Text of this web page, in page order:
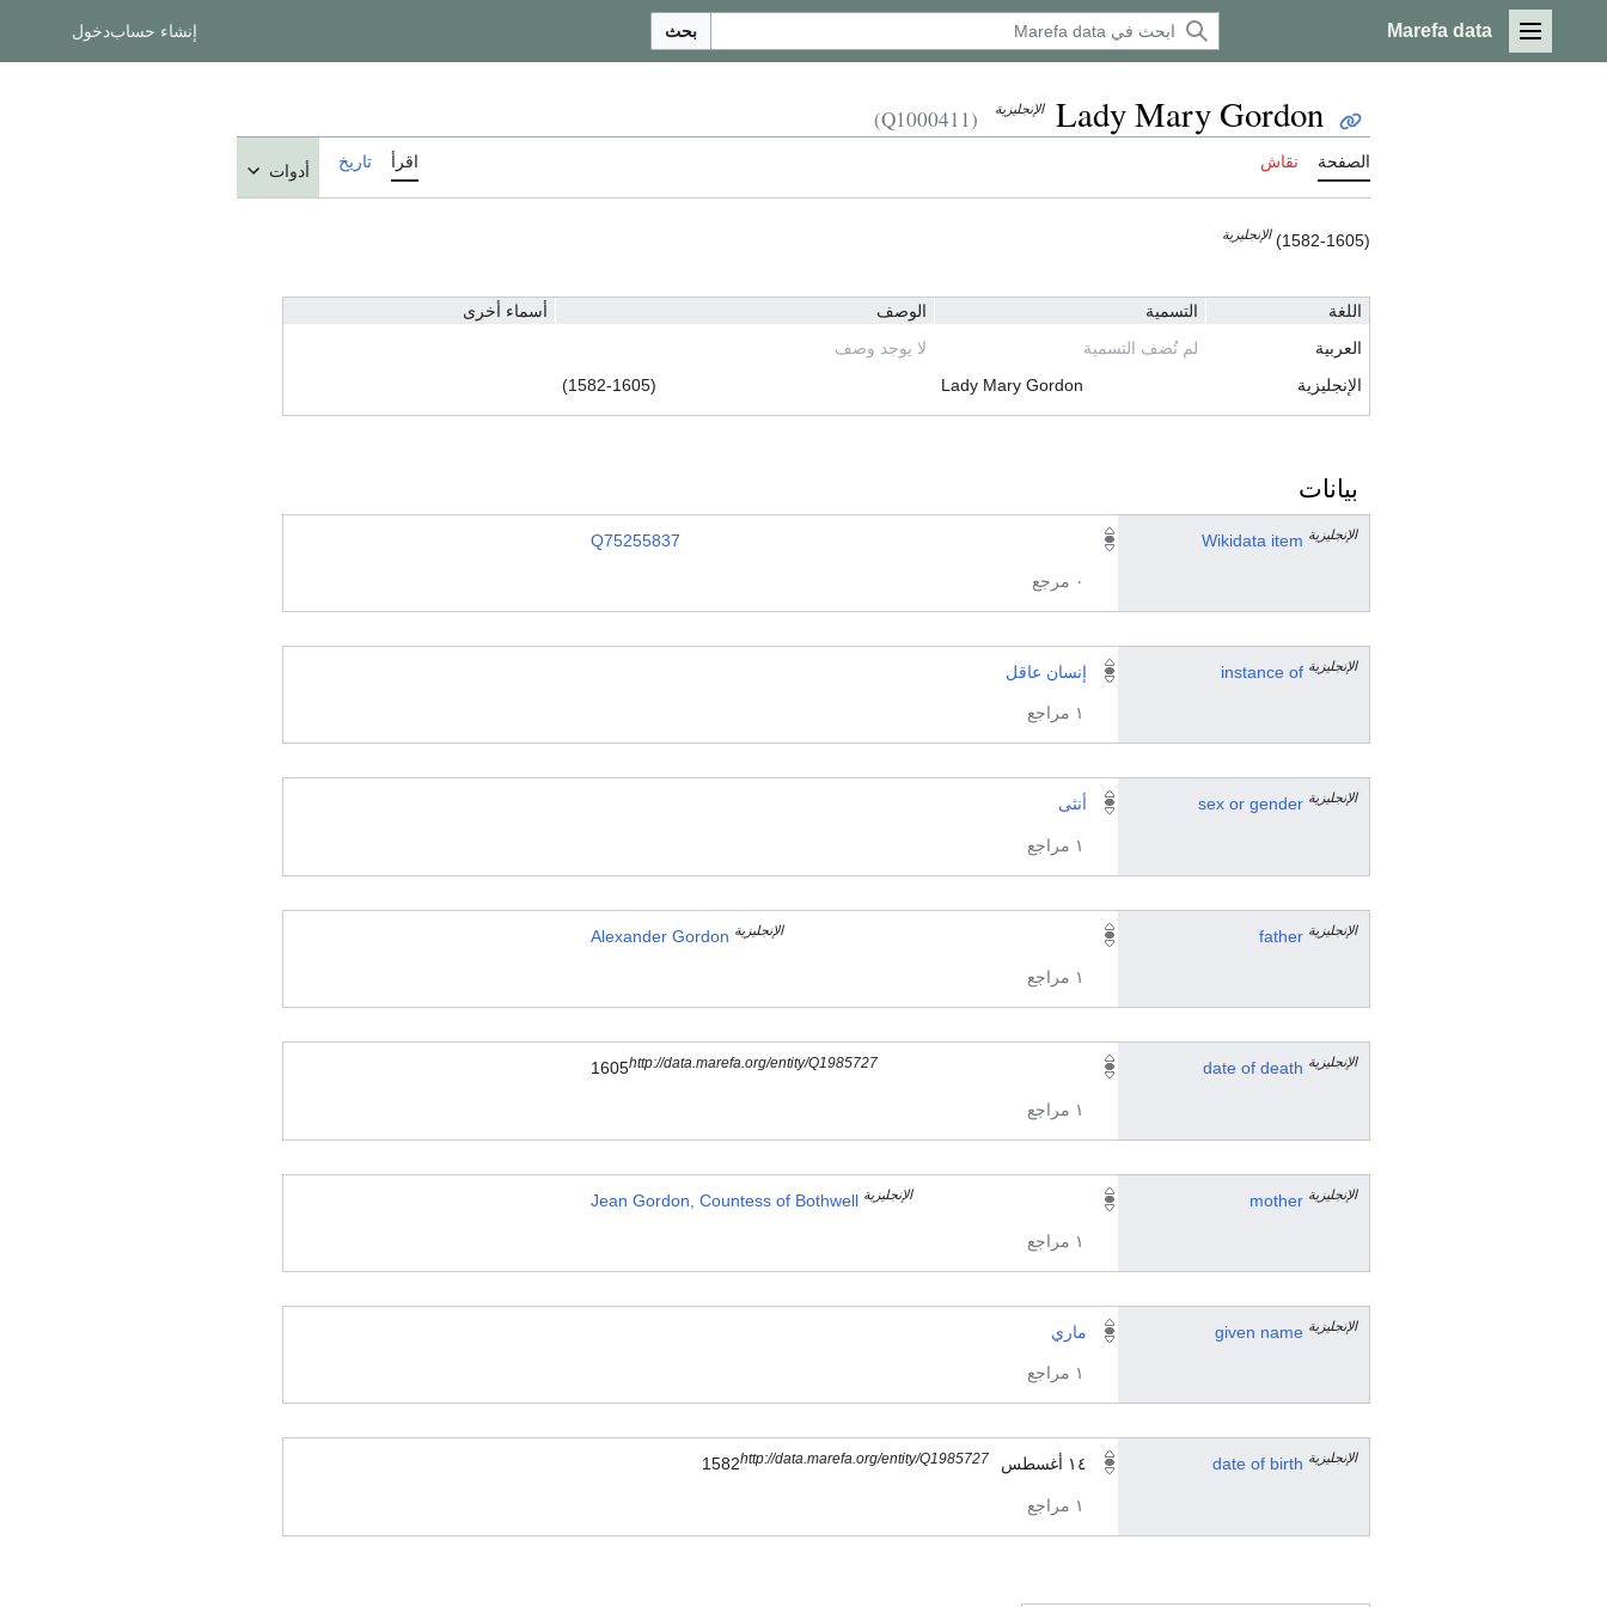
القائمة الرئيسية
Marefa data بحث إنشاء حسابدخول
Lady Mary Gordon الإنجليزية (Q1000411)
الصفحة نقاش اقرأ تاريخ أدوات
(1582-1605) الإنجليزية
اللغة التسمية الوصف
أسماء أخرى
العربية
لم تُضف التسمية
لا يوجد وصف
الإنجليزية
Lady Mary Gordon
(1582-1605)
بيانات
Wikidata item الإنجليزية Q75255837
٠ مرجع
instance of الإنجليزية إنسان عاقل
١ مراجع
sex or gender الإنجليزية أنثى
١ مراجع
father الإنجليزية Alexander Gordon الإنجليزية
١ مراجع
date of death الإنجليزية 1605http://data.marefa.org/entity/Q1985727
١ مراجع
mother الإنجليزية Jean Gordon, Countess of Bothwell الإنجليزية
١ مراجع
given name الإنجليزية ماري
١ مراجع
date of birth الإنجليزية ١٤ أغسطس 1582 http://data.marefa.org/entity/Q1985727
١ مراجع